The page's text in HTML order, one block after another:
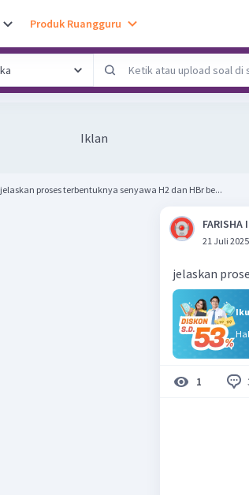
Produk Ruangguru
Iklan
jelaskan proses terbentuknya senyawa H2 dan HBr be...
FARISHA I
21 Juli
jelaskan
1